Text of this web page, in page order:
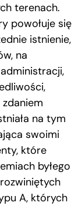
terenach.
powołuje się
istnienie,
na
na tym
swoimi
które
byłego
A, których